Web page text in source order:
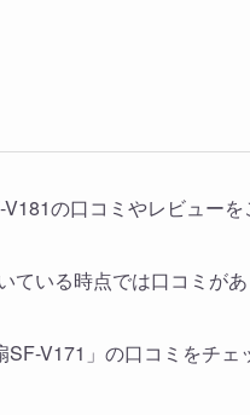
の口コミやレビューを
いる時点では口コミがあ
V171」の口コミをチェ